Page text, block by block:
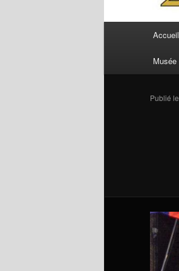
Accueil
Musée
Publié le